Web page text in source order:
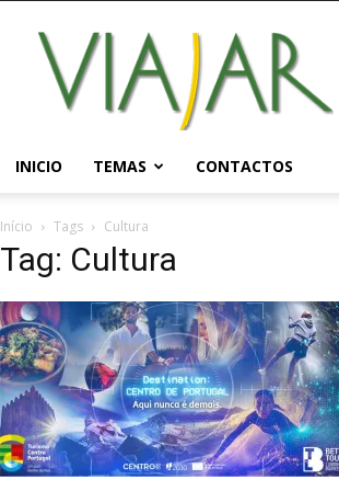
Viajar
Magazine
Online
INICIO TEMAS CONTACTOS
Início Tags Cultura
Tag: Cultura